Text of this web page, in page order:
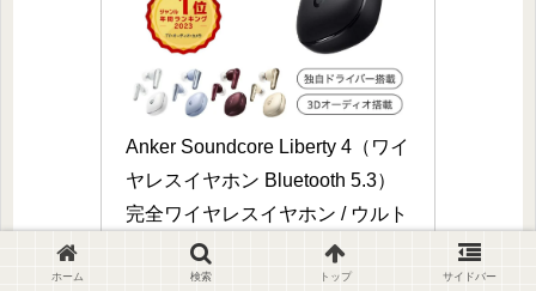
Anker Soundcore Liberty 4（ワイ
ヤレスイヤホン Bluetooth 5.3）
完全ワイヤレスイヤホン / ウルト
ラノイズキャンセリング 2.0 / 3D
オーディオ / ワイヤレス充電 / マ
ホーム 検索 トップ サイドバー